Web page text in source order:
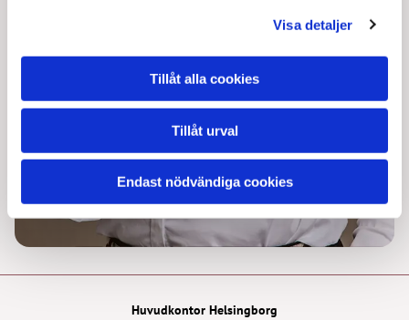
Visa detaljer
Tillåt alla cookies
Tillåt urval
Endast nödvändiga cookies
Huvudkontor Helsingborg